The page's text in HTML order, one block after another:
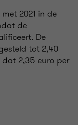
2021 in de
de
De
tot 2,40
dat 2,35 euro per